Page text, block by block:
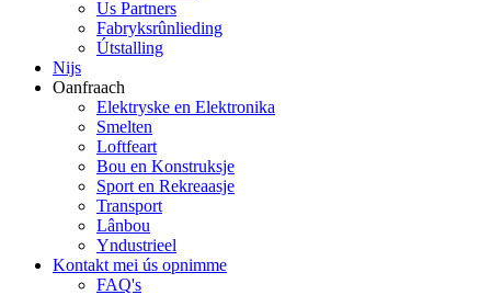
Us Partners
Fabryksrûnlieding
Útstalling
Nijs
Oanfraach
Elektryske en Elektronika
Smelten
Loftfeart
Bou en Konstruksje
Sport en Rekreaasje
Transport
Lânbou
Yndustrieel
Kontakt mei ús opnimme
FAQ's